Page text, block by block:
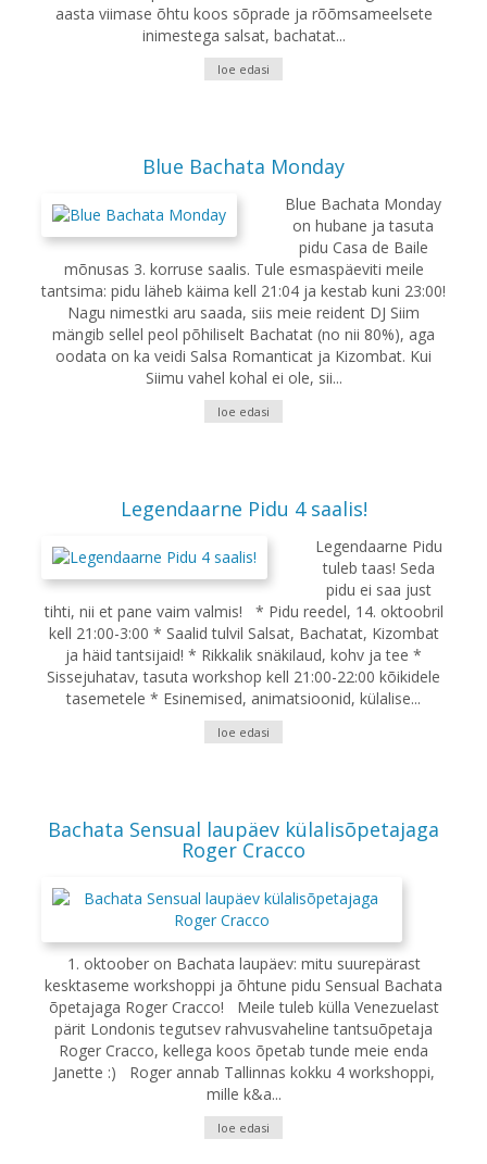
aasta viimase õhtu koos sõprade ja rõõmsameelsete
inimestega salsat, bachatat...
loe edasi
Blue Bachata Monday
Blue Bachata Monday
on hubane ja tasuta
pidu Casa de Baile
mõnusas 3. korruse saalis. Tule esmaspäeviti meile
tantsima: pidu läheb käima kell 21:04 ja kestab kuni 23:00!
Nagu nimestki aru saada, siis meie reident DJ Siim
mängib sellel peol põhiliselt Bachatat (no nii 80%), aga
oodata on ka veidi Salsa Romanticat ja Kizombat. Kui
Siimu vahel kohal ei ole, sii...
loe edasi
Legendaarne Pidu 4 saalis!
Legendaarne Pidu
tuleb taas! Seda
pidu ei saa just
tihti, nii et pane vaim valmis! * Pidu reedel, 14. oktoobril
kell 21:00-3:00 * Saalid tulvil Salsat, Bachatat, Kizombat
ja häid tantsijaid! * Rikkalik snäkilaud, kohv ja tee *
Sissejuhatav, tasuta workshop kell 21:00-22:00 kõikidele
tasemetele * Esinemised, animatsioonid, külalise...
loe edasi
Bachata Sensual laupäev külalisõpetajaga
Roger Cracco
1. oktoober on Bachata laupäev: mitu suurepärast
kesktaseme workshoppi ja õhtune pidu Sensual Bachata
õpetajaga Roger Cracco! Meile tuleb külla Venezuelast
pärit Londonis tegutsev rahvusvaheline tantsuõpetaja
Roger Cracco, kellega koos õpetab tunde meie enda
Janette :) Roger annab Tallinnas kokku 4 workshoppi,
mille k&a...
loe edasi